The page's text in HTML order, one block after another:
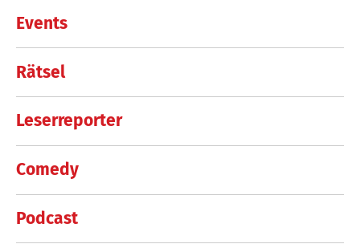
Events
Rätsel
Leserreporter
Comedy
Podcast